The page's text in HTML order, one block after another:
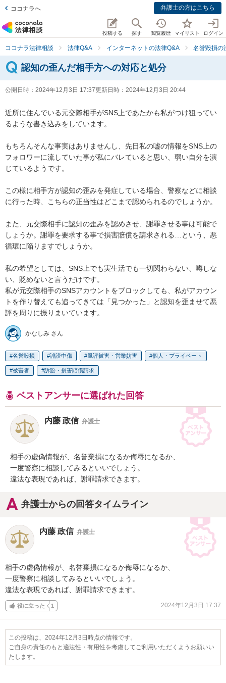
ココナラへ 弁護士の方はこちら
投稿する 探す 閲覧履歴 マイリスト ログイン
ココナラ法律相談 法律Q&A インターネットの法律Q&A 名誉毀損の
認知の歪んだ相手方への対応と処分
公開日時： 2024年12月3日 17:37更新日時： 2024年12月3日 20:44
近所に住んでいる元交際相手がSNS上であたかも私がつけ狙ってい
るような書き込みをしています。
もちろんそんな事実はありませんし、先日私の嘘の情報をSNS上の
フォロワーに流していた事が私にバレていると思い、弱い自分を演
じているようです。
この様に相手方が認知の歪みを発症している場合、警察などに相談
に行った時、こちらの正当性はどこまで認められるのでしょうか。
また、元交際相手に認知の歪みを認めさせ、謝罪させる事は可能で
しょうか。謝罪を要求する事で損害賠償を請求される…という、悪
循環に陥りますでしょうか。
私の希望としては、SNS上でも実生活でも一切関わらない、噂しな
い、貶めないと言うだけです。
私が元交際相手のSNSアカウントをブロックしても、私がアカウン
トを作り替えても追ってきては「見つかった」と認知を歪ませて悪
評を周りに振りまいています。
かなしみ さん
名誉毀損 誹謗中傷 風評被害・営業妨害 個人・プライベート
被害者 訴訟・損害賠償請求
ベストアンサーに選ばれた回答
内藤 政信 弁護士
相手の虚偽情報が、名誉棄損になるか侮辱になるか、
一度警察に相談してみるといいでしょう。
違法な表現であれば、謝罪請求できます。
弁護士からの回答タイムライン
内藤 政信 弁護士
相手の虚偽情報が、名誉棄損になるか侮辱になるか、
一度警察に相談してみるといいでしょう。
違法な表現であれば、謝罪請求できます。
役に立った 1 2024年12月3日 17:37
この投稿は、2024年12月3日時点の情報です。
ご自身の責任のもと適法性・有用性を考慮してご利用いただくようお願いい
たします。